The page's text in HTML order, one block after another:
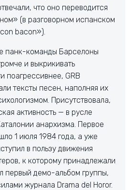
что оно переводится
(в разговорном испанском
bacon»).
панк-команды Барселоны
и выкрикивать
поагрессивнее, GRB
тексты песен, наполняя их
Присутствовала,
активность — в русле
анархизма. Первое
1 июля 1984 года, а уже
в пользу движения
к которому принадлежали
первый демо-альбом группы,
журнала Drama del Horor.